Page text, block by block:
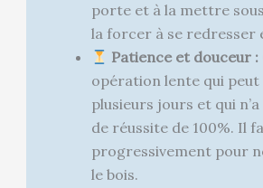
porte et à la mettre
la forcer à se redresser
Patience et douceur :
opération lente qui
plusieurs jours et qui
de réussite de 100%. Il
progressivement pour
le bois.